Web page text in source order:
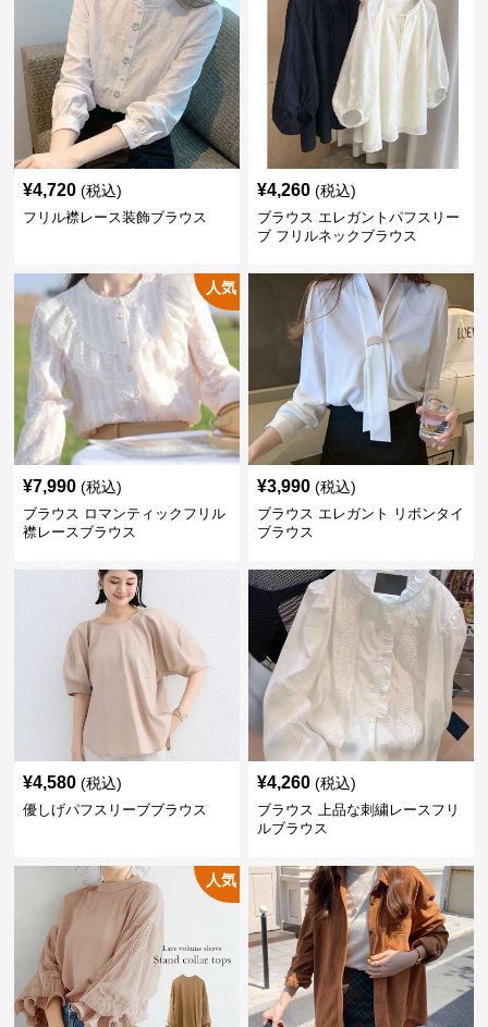
¥4,720 (税込)
フリル襟レース装飾ブラウス
¥4,260 (税込)
ブラウス エレガントパフスリー
ブ フリルネックブラウス
人気
¥7,990 (税込)
ブラウス ロマンティックフリル
襟レースブラウス
¥3,990 (税込)
ブラウス エレガント リボンタイ
ブラウス
¥4,580 (税込)
優しげパフスリーブブラウス
¥4,260 (税込)
ブラウス 上品な刺繍レースフリ
ルブラウス
人気